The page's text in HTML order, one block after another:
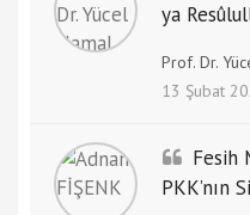
ya
Prof. Dr.
13 Şubat
Fesih
PKK’nın